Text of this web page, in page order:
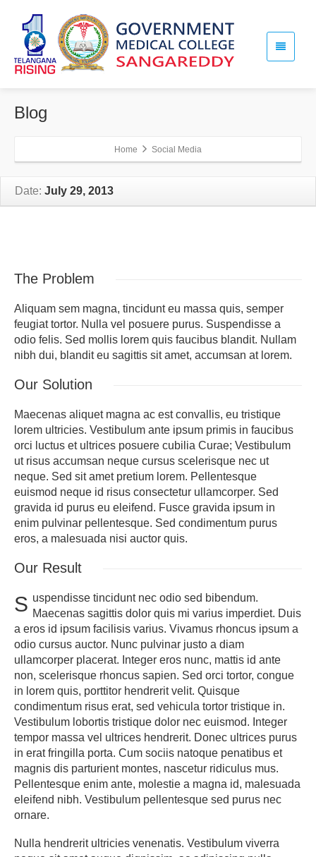
Blog
Home Social Media
Date: July 29, 2013
The Problem
Aliquam sem magna, tincidunt eu massa quis, semper
feugiat tortor. Nulla vel posuere purus. Suspendisse a
odio felis. Sed mollis lorem quis faucibus blandit. Nullam
nibh dui, blandit eu sagittis sit amet, accumsan at lorem.
Our Solution
Maecenas aliquet magna ac est convallis, eu tristique
lorem ultricies. Vestibulum ante ipsum primis in faucibus
orci luctus et ultrices posuere cubilia Curae; Vestibulum
ut risus accumsan neque cursus scelerisque nec ut
neque. Sed sit amet pretium lorem. Pellentesque
euismod neque id risus consectetur ullamcorper. Sed
gravida id purus eu eleifend. Fusce gravida ipsum in
enim pulvinar pellentesque. Sed condimentum purus
eros, a malesuada nisi auctor quis.
Our Result
S uspendisse tincidunt nec odio sed bibendum.
Maecenas sagittis dolor quis mi varius imperdiet. Duis
a eros id ipsum facilisis varius. Vivamus rhoncus ipsum a
odio cursus auctor. Nunc pulvinar justo a diam
ullamcorper placerat. Integer eros nunc, mattis id ante
non, scelerisque rhoncus sapien. Sed orci tortor, congue
in lorem quis, porttitor hendrerit velit. Quisque
condimentum risus erat, sed vehicula tortor tristique in.
Vestibulum lobortis tristique dolor nec euismod. Integer
tempor massa vel ultrices hendrerit. Donec ultrices purus
in erat fringilla porta. Cum sociis natoque penatibus et
magnis dis parturient montes, nascetur ridiculus mus.
Pellentesque enim ante, molestie a magna id, malesuada
eleifend nibh. Vestibulum pellentesque sed purus nec
ornare.
Nulla hendrerit ultricies venenatis. Vestibulum viverra